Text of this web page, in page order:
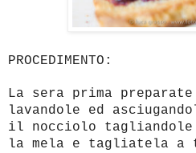
PROCEDIMENTO:
La sera prima
lavandole ed
il nocciolo tagliandole
la mela e tagliatela a